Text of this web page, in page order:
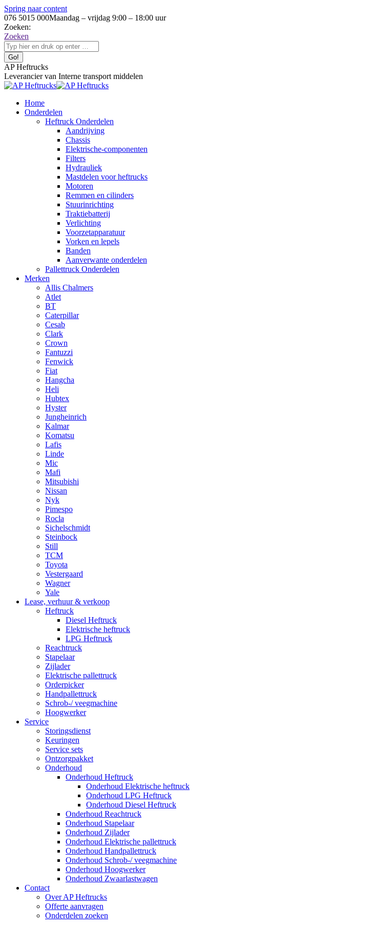
Spring naar content
076 5015 000Maandag – vrijdag 9:00 – 18:00 uur
Zoeken:
Zoeken
AP Heftrucks
Leverancier van Interne transport middelen
Home
Onderdelen
Heftruck Onderdelen
Aandrijving
Chassis
Elektrische-componenten
Filters
Hydrauliek
Mastdelen voor heftrucks
Motoren
Remmen en cilinders
Stuurinrichting
Traktiebatterij
Verlichting
Voorzetapparatuur
Vorken en lepels
Banden
Aanverwante onderdelen
Pallettruck Onderdelen
Merken
Allis Chalmers
Atlet
BT
Caterpillar
Cesab
Clark
Crown
Fantuzzi
Fenwick
Fiat
Hangcha
Heli
Hubtex
Hyster
Jungheinrich
Kalmar
Komatsu
Lafis
Linde
Mic
Mafi
Mitsubishi
Nissan
Nyk
Pimespo
Rocla
Sichelschmidt
Steinbock
Still
TCM
Toyota
Vestergaard
Wagner
Yale
Lease, verhuur & verkoop
Heftruck
Diesel Heftruck
Elektrische heftruck
LPG Heftruck
Reachtruck
Stapelaar
Zijlader
Elektrische pallettruck
Orderpicker
Handpallettruck
Schrob-/ veegmachine
Hoogwerker
Service
Storingsdienst
Keuringen
Service sets
Ontzorgpakket
Onderhoud
Onderhoud Heftruck
Onderhoud Elektrische heftruck
Onderhoud LPG Heftruck
Onderhoud Diesel Heftruck
Onderhoud Reachtruck
Onderhoud Stapelaar
Onderhoud Zijlader
Onderhoud Elektrische pallettruck
Onderhoud Handpallettruck
Onderhoud Schrob-/ veegmachine
Onderhoud Hoogwerker
Onderhoud Zwaarlastwagen
Contact
Over AP Heftrucks
Offerte aanvragen
Onderdelen zoeken